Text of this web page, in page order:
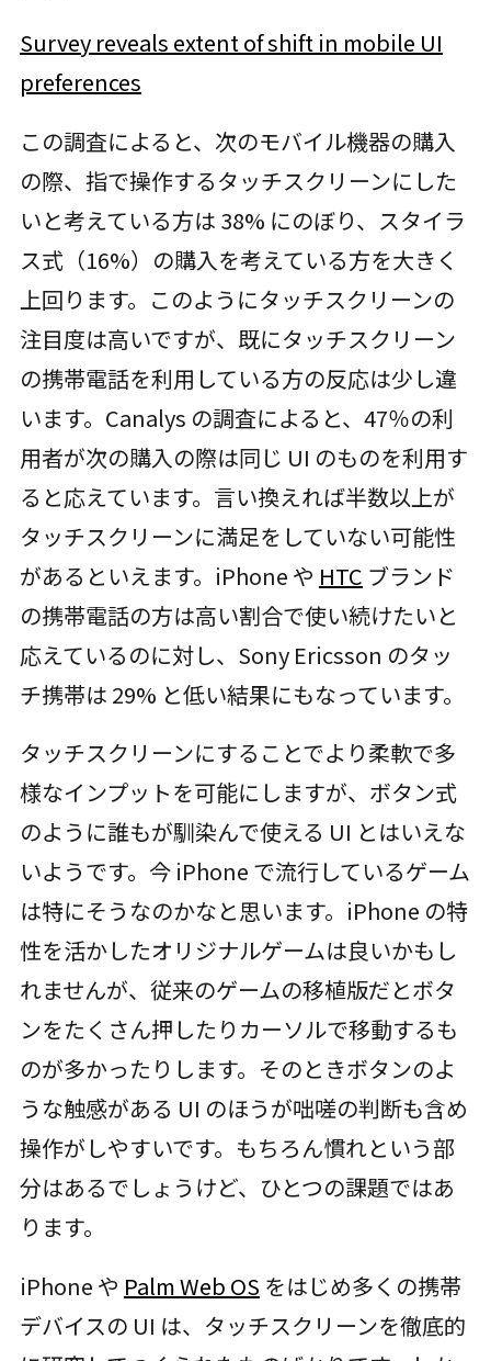
Survey reveals extent of shift in mobile UI
preferences
この調査によると、次のモバイル機器の購入
の際、指で操作するタッチスクリーンにした
いと考えている方は 38% にのぼり、スタイラ
ス式（16%）の購入を考えている方を大きく
上回ります。このようにタッチスクリーンの
注目度は高いですが、既にタッチスクリーン
の携帯電話を利用している方の反応は少し違
います。Canalys の調査によると、47％の利
用者が次の購入の際は同じ UI のものを利用す
ると応えています。言い換えれば半数以上が
タッチスクリーンに満足をしていない可能性
があるといえます。iPhone や HTC ブランド
の携帯電話の方は高い割合で使い続けたいと
応えているのに対し、Sony Ericsson のタッ
チ携帯は 29% と低い結果にもなっています。
タッチスクリーンにすることでより柔軟で多
様なインプットを可能にしますが、ボタン式
のように誰もが馴染んで使える UI とはいえな
いようです。今 iPhone で流行しているゲーム
は特にそうなのかなと思います。iPhone の特
性を活かしたオリジナルゲームは良いかもし
れませんが、従来のゲームの移植版だとボタ
ンをたくさん押したりカーソルで移動するも
のが多かったりします。そのときボタンのよ
うな触感がある UI のほうが咄嗟の判断も含め
操作がしやすいです。もちろん慣れという部
分はあるでしょうけど、ひとつの課題ではあ
ります。
iPhone や Palm Web OS をはじめ多くの携帯
デバイスの UI は、タッチスクリーンを徹底的